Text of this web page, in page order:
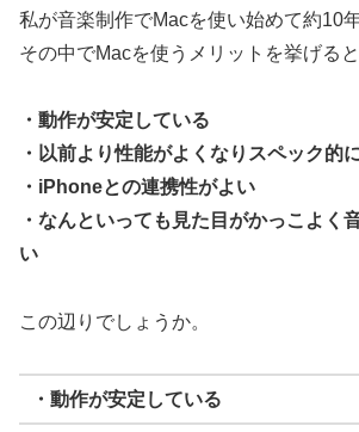
私が音楽制作でMacを使い始めて約10
その中でMacを使うメリットを挙げると
・動作が安定している
・以前より性能がよくなりスペック的
・iPhoneとの連携性がよい
・なんといっても見た目がかっこよく
い
この辺りでしょうか。
・動作が安定している